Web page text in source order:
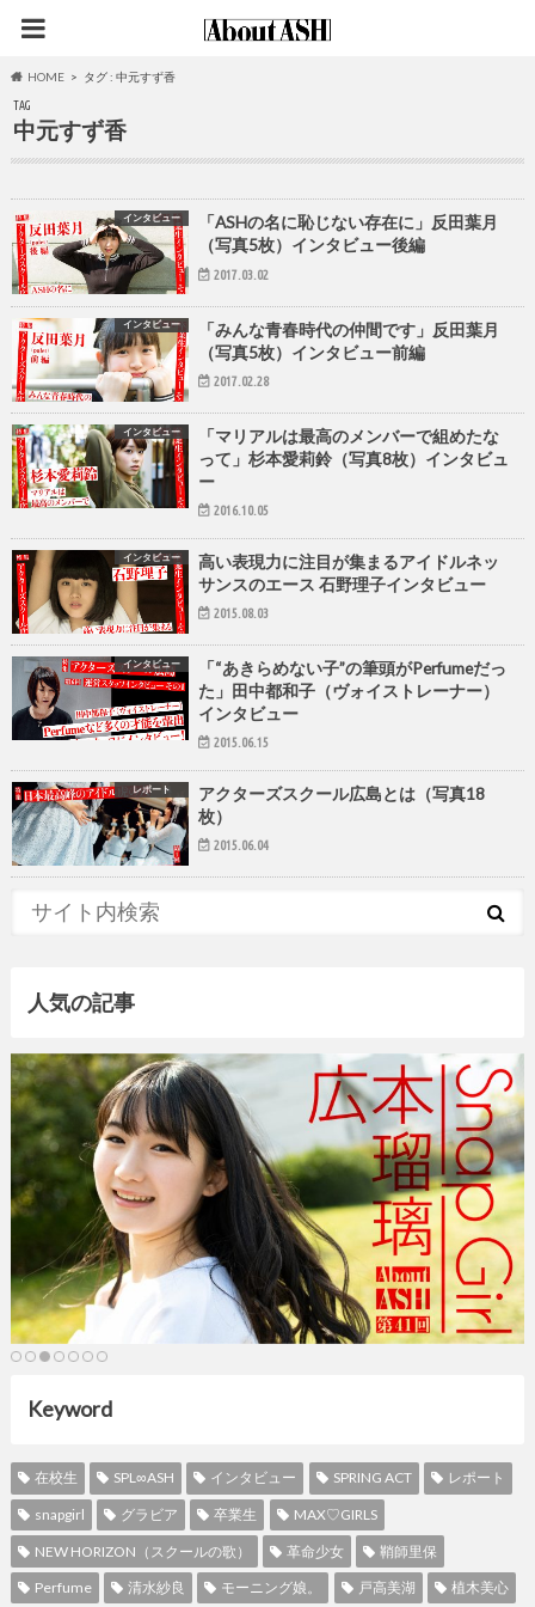
HOME タグ : 中元すず香
TAG
中元すず香
インタビュー
「ASHの名に恥じない存在に」反田葉月
（写真5枚）インタビュー後編
2017.03.02
インタビュー
「みんな青春時代の仲間です」反田葉月
（写真5枚）インタビュー前編
2017.02.28
インタビュー
「マリアルは最高のメンバーで組めたな
って」杉本愛莉鈴（写真8枚）インタビュ
ー
2016.10.05
インタビュー
高い表現力に注目が集まるアイドルネッ
サンスのエース 石野理子インタビュー
2015.08.03
インタビュー
「“あきらめない子”の筆頭がPerfumeだっ
た」田中都和子（ヴォイストレーナー）
インタビュー
2015.06.15
レポート
アクターズスクール広島とは（写真18
枚）
2015.06.04
人気の記事
Keyword
在校生 SPL∞ASH インタビュー SPRING ACT レポート
snapgirl グラビア 卒業生 MAX♡GIRLS
NEW HORIZON（スクールの歌） 革命少女 鞘師里保
Perfume 清水紗良 モーニング娘。 戸高美湖 植木美心